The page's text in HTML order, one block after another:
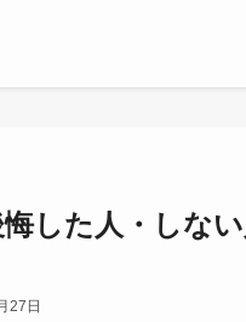
した人・しな
27日